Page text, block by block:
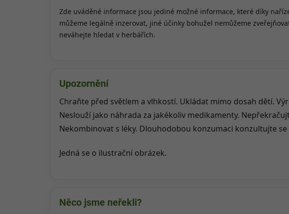
Zde uváděné informace jsou jediné možné informace, které díky
můžeme legálně inzerovat, jiné účinky bohužel nemůžeme
neváhejte hledat v herbářích.
Upozornění
Chraňte před světlem a vlhkostí. Ukládat mimo dosah dětí.
Neslouží jako náhrada za jakékoliv medikamenty.
Nekombinovat s léky. Dlouhodobou konzumaci konzultujte
Jedná se o ilustrační obrázek.
Něco jsme neřekli?